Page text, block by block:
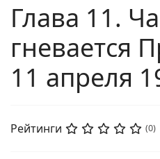
Глава 11.
гневается
11 апреля
Рейтинги (0)